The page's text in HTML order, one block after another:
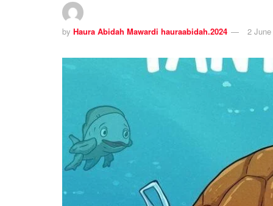
by Haura Abidah Mawardi hauraabidah.2024 2